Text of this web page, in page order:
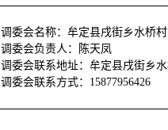
调委会名称：牟定县戌街乡水桥
调委会负责人：陈天凤
调委会联系地址：牟定县戌街乡
调委会联系方式：15877956426